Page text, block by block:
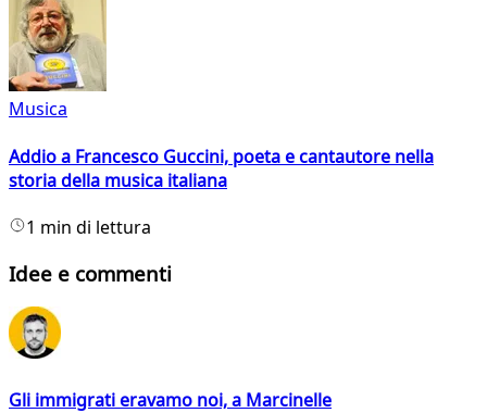
Musica
Addio a Francesco Guccini, poeta e cantautore nella
storia della musica italiana
1 min di lettura
Idee e commenti
Gli immigrati eravamo noi, a Marcinelle